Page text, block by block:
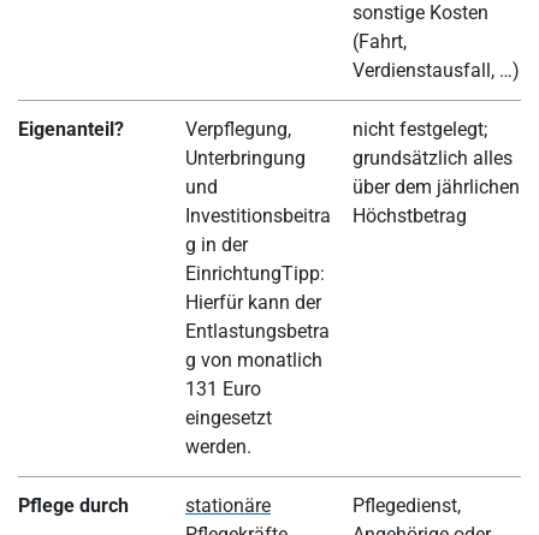
sonstige Kosten
(Fahrt,
Verdienstausfall, …)
Eigenanteil?
Verpflegung,
Unterbringung
und
Investitionsbeitra
g in der
EinrichtungTipp:
Hierfür kann der
Entlastungsbetra
g von monatlich
131 Euro
eingesetzt
werden.
nicht festgelegt;
grundsätzlich alles
über dem jährlichen
Höchstbetrag
Pflege durch
stationäre
Pflegedienst,